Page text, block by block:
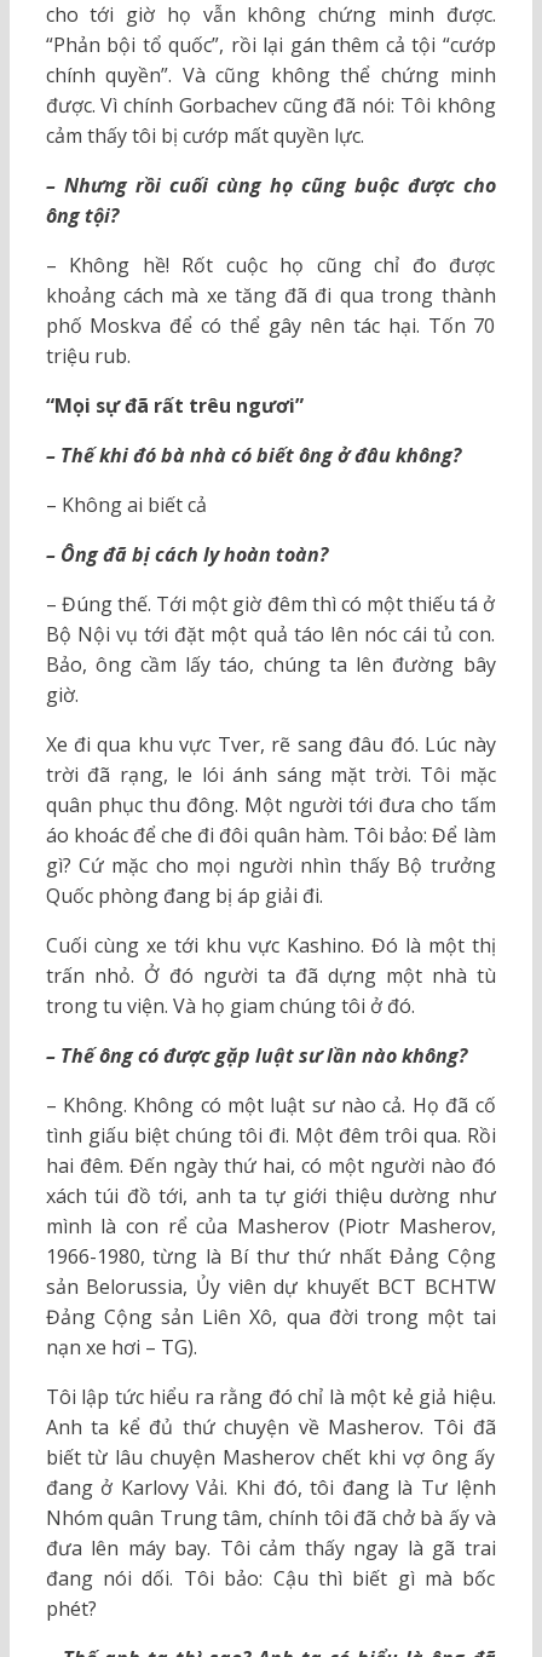
cho tới giờ họ vẫn không chứng minh được.
“Phản bội tổ quốc”, rồi lại gán thêm cả tội “cướp
chính quyền”. Và cũng không thể chứng minh
được. Vì chính Gorbachev cũng đã nói: Tôi không
cảm thấy tôi bị cướp mất quyền lực.
– Nhưng rồi cuối cùng họ cũng buộc được cho
ông tội?
– Không hề! Rốt cuộc họ cũng chỉ đo được
khoảng cách mà xe tăng đã đi qua trong thành
phố Moskva để có thể gây nên tác hại. Tốn 70
triệu rub.
“Mọi sự đã rất trêu ngươi”
– Thế khi đó bà nhà có biết ông ở đâu không?
– Không ai biết cả
– Ông đã bị cách ly hoàn toàn?
– Đúng thế. Tới một giờ đêm thì có một thiếu tá ở
Bộ Nội vụ tới đặt một quả táo lên nóc cái tủ con.
Bảo, ông cầm lấy táo, chúng ta lên đường bây
giờ.
Xe đi qua khu vực Tver, rẽ sang đâu đó. Lúc này
trời đã rạng, le lói ánh sáng mặt trời. Tôi mặc
quân phục thu đông. Một người tới đưa cho tấm
áo khoác để che đi đôi quân hàm. Tôi bảo: Để làm
gì? Cứ mặc cho mọi người nhìn thấy Bộ trưởng
Quốc phòng đang bị áp giải đi.
Cuối cùng xe tới khu vực Kashino. Đó là một thị
trấn nhỏ. Ở đó người ta đã dựng một nhà tù
trong tu viện. Và họ giam chúng tôi ở đó.
– Thế ông có được gặp luật sư lần nào không?
– Không. Không có một luật sư nào cả. Họ đã cố
tình giấu biệt chúng tôi đi. Một đêm trôi qua. Rồi
hai đêm. Đến ngày thứ hai, có một người nào đó
xách túi đồ tới, anh ta tự giới thiệu dường như
mình là con rể của Masherov (Piotr Masherov,
1966-1980, từng là Bí thư thứ nhất Đảng Cộng
sản Belorussia, Ủy viên dự khuyết BCT BCHTW
Đảng Cộng sản Liên Xô, qua đời trong một tai
nạn xe hơi – TG).
Tôi lập tức hiểu ra rằng đó chỉ là một kẻ giả hiệu.
Anh ta kể đủ thứ chuyện về Masherov. Tôi đã
biết từ lâu chuyện Masherov chết khi vợ ông ấy
đang ở Karlovy Vải. Khi đó, tôi đang là Tư lệnh
Nhóm quân Trung tâm, chính tôi đã chở bà ấy và
đưa lên máy bay. Tôi cảm thấy ngay là gã trai
đang nói dối. Tôi bảo: Cậu thì biết gì mà bốc
phét?